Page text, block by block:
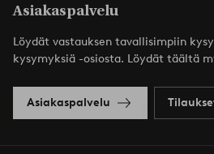
Asiakaspalvelu
Löydät vastauksen tavallisimpiin
kysymyksiä -osiosta. Löydät täältä
Asiakaspalvelu